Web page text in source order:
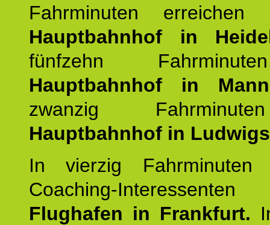
Fahrminuten
Hauptbahnhof in
fünfzehn
Hauptbahnhof in
zwanzig
Hauptbahnhof in
In vierzig Fahrminuten
Coaching-
Flughafen in Frankfurt.